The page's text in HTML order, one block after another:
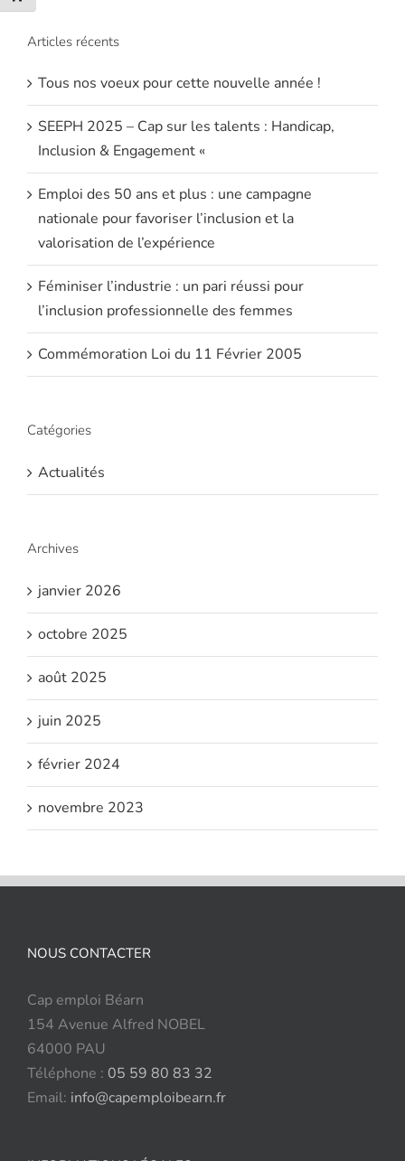
Articles récents
Tous nos voeux pour cette nouvelle année !
SEEPH 2025 – Cap sur les talents : Handicap,
Inclusion & Engagement «
Emploi des 50 ans et plus : une campagne
nationale pour favoriser l’inclusion et la
valorisation de l’expérience
Féminiser l’industrie : un pari réussi pour
l’inclusion professionnelle des femmes
Commémoration Loi du 11 Février 2005
Catégories
Actualités
Archives
janvier 2026
octobre 2025
août 2025
juin 2025
février 2024
novembre 2023
NOUS CONTACTER
Cap emploi Béarn
154 Avenue Alfred NOBEL
64000 PAU
Téléphone : 05 59 80 83 32
Email: info@capemploibearn.fr